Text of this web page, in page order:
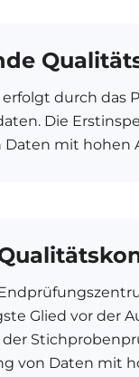
durch das
Die
mit hohen
Glied vor der
von Daten mit